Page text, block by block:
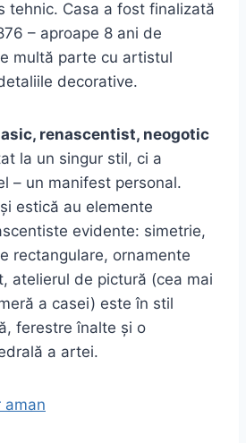
tehnic. Casa a fost finalizată
– aproape 8 ani de
multă parte cu artistul
decorative.
renascentist, neogotic
la un singur stil, ci a
– un manifest personal.
estică au elemente
evidente: simetrie,
rectangulare, ornamente
atelierul de pictură (cea mai
a casei) este în stil
ferestre înalte și o
a artei.